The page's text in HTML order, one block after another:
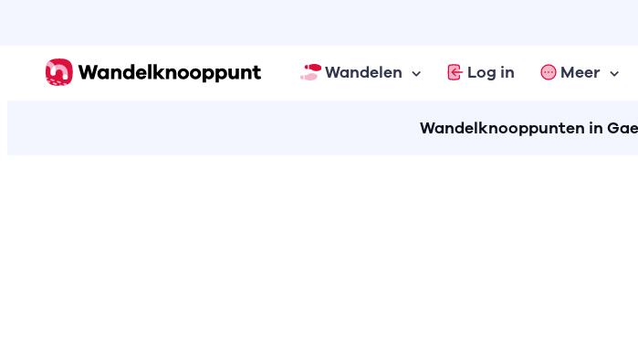
Wandelen Log in Meer
Wandelknooppunten in